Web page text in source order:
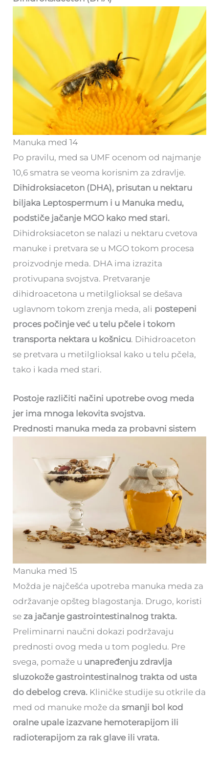
Manuka med 14
Po pravilu, med sa UMF ocenom od najmanje
10,6 smatra se veoma korisnim za zdravlje.
Dihidroksiaceton (DHA), prisutan u nektaru
biljaka Leptospermum i u Manuka medu,
podstiče jačanje MGO kako med stari.
Dihidroksiaceton se nalazi u nektaru cvetova
manuke i pretvara se u MGO tokom procesa
proizvodnje meda. DHA ima izrazita
protivupana svojstva. Pretvaranje
dihidroacetona u metilglioksal se dešava
uglavnom tokom zrenja meda, ali postepeni
proces počinje već u telu pčele i tokom
transporta nektara u košnicu. Dihidroaceton
se pretvara u metilglioksal kako u telu pčela,
tako i kada med stari.
Postoje različiti načini upotrebe ovog meda
jer ima mnoga lekovita svojstva.
Prednosti manuka meda za probavni sistem
Manuka med 15
Možda je najčešća upotreba manuka meda za
održavanje opšteg blagostanja. Drugo, koristi
se za jačanje gastrointestinalnog trakta.
Preliminarni naučni dokazi podržavaju
prednosti ovog meda u tom pogledu. Pre
svega, pomaže u unapređenju zdravlja
sluzokože gastrointestinalnog trakta od usta
do debelog creva. Kliničke studije su otkrile da
med od manuke može dasmanji bol kod
oralne upale izazvane hemoterapijom ili
radioterapijom za rak glave ili vrata.